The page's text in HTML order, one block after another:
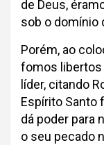
de Deus,
sob o domínio
Porém, ao
fomos libertos
líder, citando
Espírito Santo
dá poder para
o seu pecado